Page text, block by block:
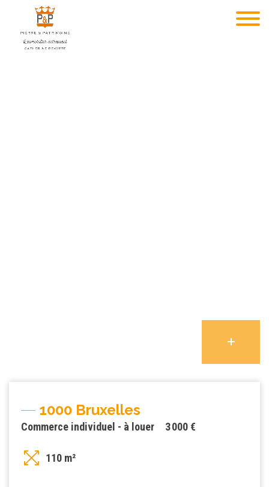
1000 Bruxelles
3 000 €
Commerce individuel - à louer
110 m²